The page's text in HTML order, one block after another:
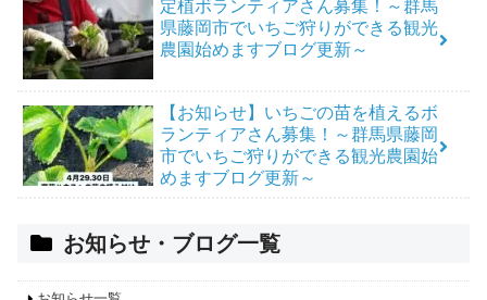
定植ボランティアさん募集！～群馬
県藤岡市でいちご狩りができる観光
農園始めますブログ更新～
【お知らせ】いちごの苗を植えるボ
ランティアさん募集！～群馬県藤岡
市でいちご狩りができる観光農園始
めますブログ更新～
お知らせ・ブログ一覧